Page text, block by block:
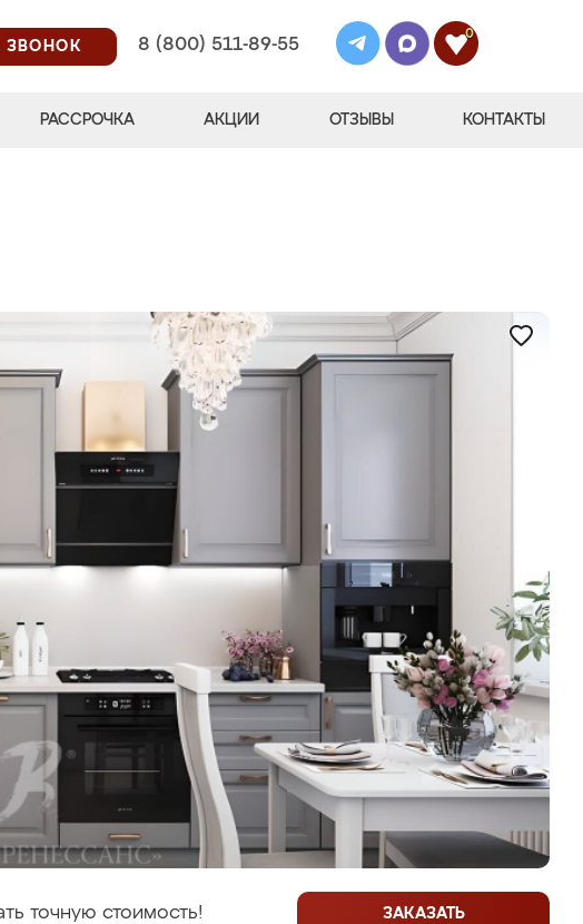
ЗВОНОК
8 (800) 511-89-55
0
РАССРОЧКА АКЦИИ ОТЗЫВЫ КОНТАКТЫ
точную стоимость!
ЗАКАЗАТЬ